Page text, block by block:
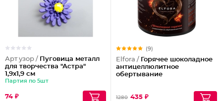
Арт узор / Пуговица металл
для творчества "Астра"
1,9х1,9 см
Партия по 5шт
74 ₽
(9)
Elfora / Горячее шоколадное
антицеллюлитное
обертывание
1280 435 ₽